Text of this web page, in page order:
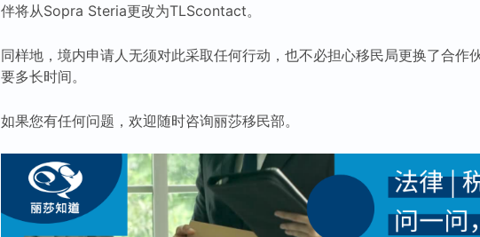
伴将从Sopra Steria更改为TLScontact。
同样地，境内申请人无须对此采取任何行动，也不必担心移民局更换了合作
要多长时间。
如果您有任何问题，欢迎随时咨询丽莎移民部。